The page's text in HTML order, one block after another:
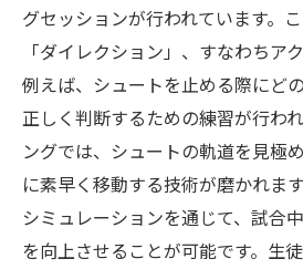
グセッションが行われています。
「ダイレクション」、すなわちア
例えば、シュートを止める際にど
正しく判断するための練習が行わ
ングでは、シュートの軌道を見極
に素早く移動する技術が磨かれま
シミュレーションを通じて、試合
を向上させることが可能です。生